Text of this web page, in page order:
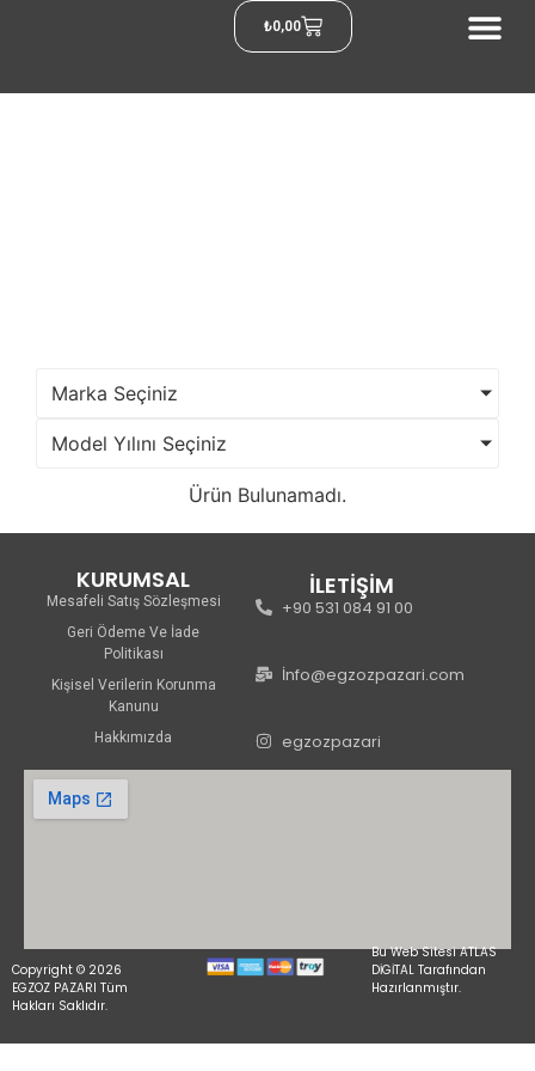
₺0,00
Marka Seçiniz
Model Yılını Seçiniz
Ürün Bulunamadı.
KURUMSAL
Mesafeli Satış Sözleşmesi
Geri Ödeme Ve İade
Politikası
Kişisel Verilerin Korunma
Kanunu
Hakkımızda
İLETİŞİM
+90 531 084 91 00
İnfo@egzozpazari.com
egzozpazari
Copyright © 2026
EGZOZ PAZARI Tüm
Hakları Saklıdır.
Bu Web Sitesi ATLAS
DİGİTAL Tarafından
Hazırlanmıştır.